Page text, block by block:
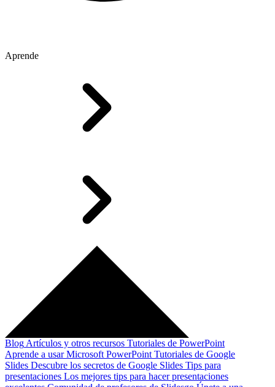
Aprende
Blog Artículos y otros recursos Tutoriales de PowerPoint
Aprende a usar Microsoft PowerPoint Tutoriales de Google
Slides Descubre los secretos de Google Slides Tips para
presentaciones Los mejores tips para hacer presentaciones